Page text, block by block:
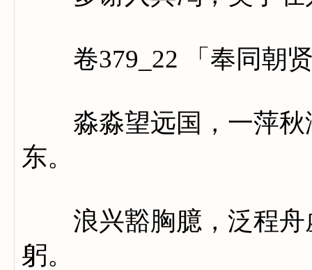
卷379_22 「奉同朝贤
淼淼望远国，一萍秋
东。
浪兴豁胸臆，泛程舟
躬。